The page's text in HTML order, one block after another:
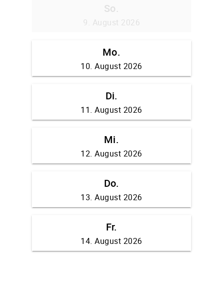
So.
9. August 2026
Mo.
10. August 2026
Di.
11. August 2026
Mi.
12. August 2026
Do.
13. August 2026
Fr.
14. August 2026